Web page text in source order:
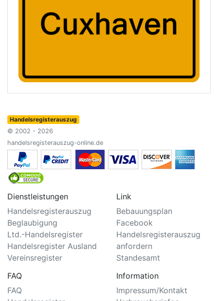
Handelsregisterauszug
© 2002 - 2026
handelsregisterauszug-online.de
Dienstleistungen
Handelsregisterauszug
Beglaubigung
Ltd.-Handelsregister
Handelsregister Ausland
Vereinsregister
Link
Bebauungsplan
Facebook
Handelsregisterauszug
anfordern
Standesamt
FAQ
FAQ
Information
Impressum/Kontakt